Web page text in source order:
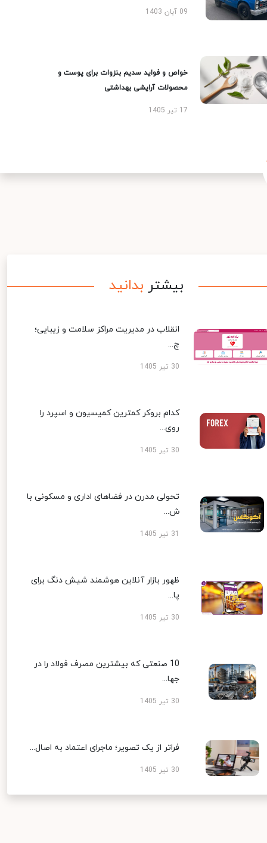
09 آبان 1403
خواص و فواید سدیم بنزوات برای پوست و
محصولات آرایشی بهداشتی
17 تیر 1405
بیشتر بدانید
انقلاب در مدیریت مراکز سلامت و زیبایی؛
چ...
30 تیر 1405
کدام بروکر کمترین کمیسیون و اسپرد را
روی...
30 تیر 1405
تحولی مدرن در فضاهای اداری و مسکونی با
ش...
ظهور بازار آنلاین هوشمند شیش دنگ برای
پا...
30 تیر 1405
10 صنعتی که بیشترین مصرف فولاد را در
جها...
30 تیر 1405
فراتر از یک تصویر؛ ماجرای اعتماد به اصال...
30 تیر 1405